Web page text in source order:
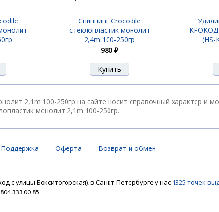
Спиннинг Crocodile
стеклопластик монолит
2,4m 100-250гр
980 ₽
(HS-
2,1m 100-250гр на сайте носит справочный характер и
монолит 2,1m 100-250гр.
Поддержка Оферта Возврат и обмен
с улицы Бокситогорская), в Санкт-Петербурге у нас 1325 точек
333 00 85